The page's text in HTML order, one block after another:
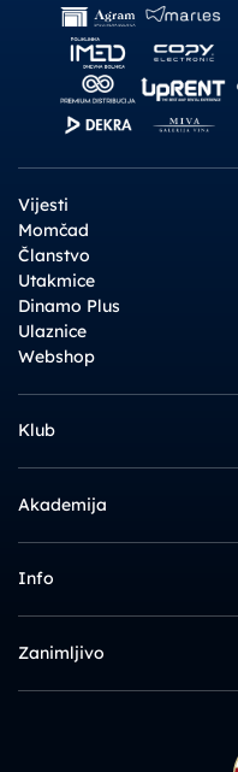
Vijesti
Momčad
Članstvo
Utakmice
Dinamo Plus
Ulaznice
Webshop
Klub
Akademija
Info
Zanimljivo